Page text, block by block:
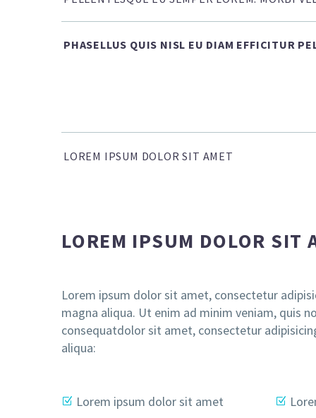
PHASELLUS QUIS NISL EU DIAM EFFICITUR
LOREM IPSUM DOLOR SIT AMET
LOREM IPSUM DOLOR SIT
Lorem ipsum dolor sit amet, consectetur
magna aliqua. Ut enim ad minim veniam, quis
consequatdolor sit amet, consectetur
aliqua:
Lorem ipsum dolor sit amet